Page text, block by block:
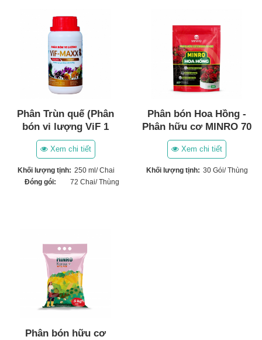
Phân Trùn quế (Phân
bón vi lượng ViF 1
MAXX) (250ml)
Xem chi tiết
Khối lượng tịnh: 250 ml/ Chai
Đóng gói:
72 Chai/ Thùng
Phân bón Hoa Hồng -
Phân hữu cơ MINRO 70
OM
Xem chi tiết
Khối lượng tịnh: 30 Gói/ Thùng
Phân bón hữu cơ